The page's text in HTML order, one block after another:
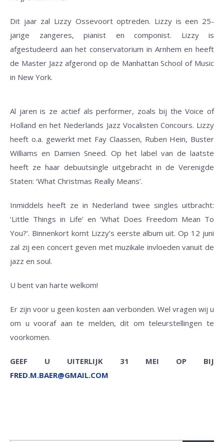
Dit jaar zal Lizzy Ossevoort optreden. Lizzy is een 25-
jarige zangeres, pianist en componist. Lizzy is
afgestudeerd aan het conservatorium in Arnhem en heeft
de Master Jazz afgerond op de Manhattan School of Music
in New York.
Al jaren is ze actief als performer, zoals bij the Voice of
Holland en het Nederlands Jazz Vocalisten Concours. Lizzy
heeft o.a. gewerkt met Fay Claassen, Ruben Hein, Buster
Williams en Damien Sneed. Op het label van de laatste
heeft ze haar debuutsingle uitgebracht in de Verenigde
Staten: ‘What Christmas Really Means’.
Inmiddels heeft ze in Nederland twee singles uitbracht:
‘Little Things in Life’ en ‘What Does Freedom Mean To
You?’. Binnenkort komt Lizzy’s eerste album uit. Op 12 juni
zal zij een concert geven met muzikale invloeden vanuit de
jazz en soul.
U bent van harte welkom!
Er zijn voor u geen kosten aan verbonden. Wel vragen wij u
om u vooraf aan te melden, dit om teleurstellingen te
voorkomen.
GEEF U UITERLIJK 31 MEI OP BIJ
FRED.M.BAER@GMAIL.COM